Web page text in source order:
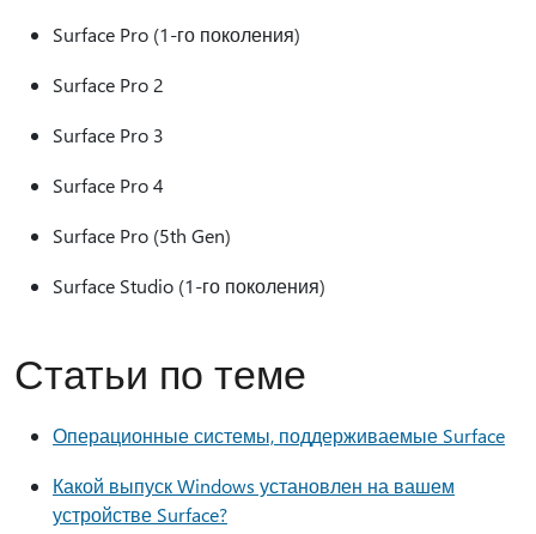
Surface Pro (1-го поколения)
Surface Pro 2
Surface Pro 3
Surface Pro 4
Surface Pro (5th Gen)
Surface Studio (1-го поколения)
Статьи по теме
Операционные системы, поддерживаемые Surface
Какой выпуск Windows установлен на вашем
устройстве Surface?